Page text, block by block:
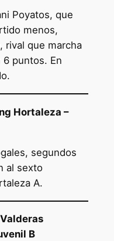
Poyatos, que
menos,
rival que marcha
puntos. En
Hortaleza –
segundos
al sexto
A.
B